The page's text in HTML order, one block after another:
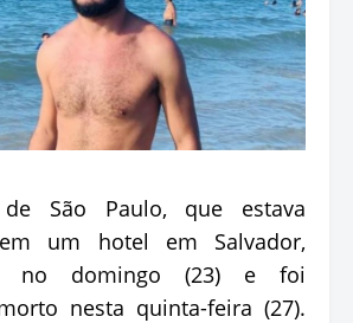
São Paulo, que estava
um hotel em Salvador,
no domingo (23) e foi
nesta quinta-feira (27).